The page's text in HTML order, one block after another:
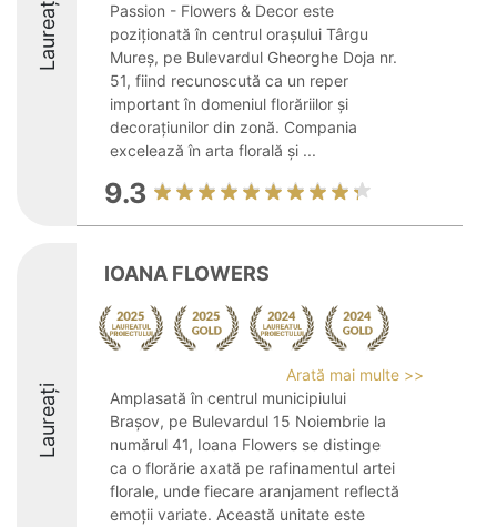
Laureați
Passion - Flowers & Decor este
poziționată în centrul orașului Târgu
Mureș, pe Bulevardul Gheorghe Doja nr.
51, fiind recunoscută ca un reper
important în domeniul florăriilor și
decorațiunilor din zonă. Compania
excelează în arta florală și ...
9.3
Laureați
IOANA FLOWERS
Arată mai multe >>
Amplasată în centrul municipiului
Brașov, pe Bulevardul 15 Noiembrie la
numărul 41, Ioana Flowers se distinge
ca o florărie axată pe rafinamentul artei
florale, unde fiecare aranjament reflectă
emoții variate. Această unitate este